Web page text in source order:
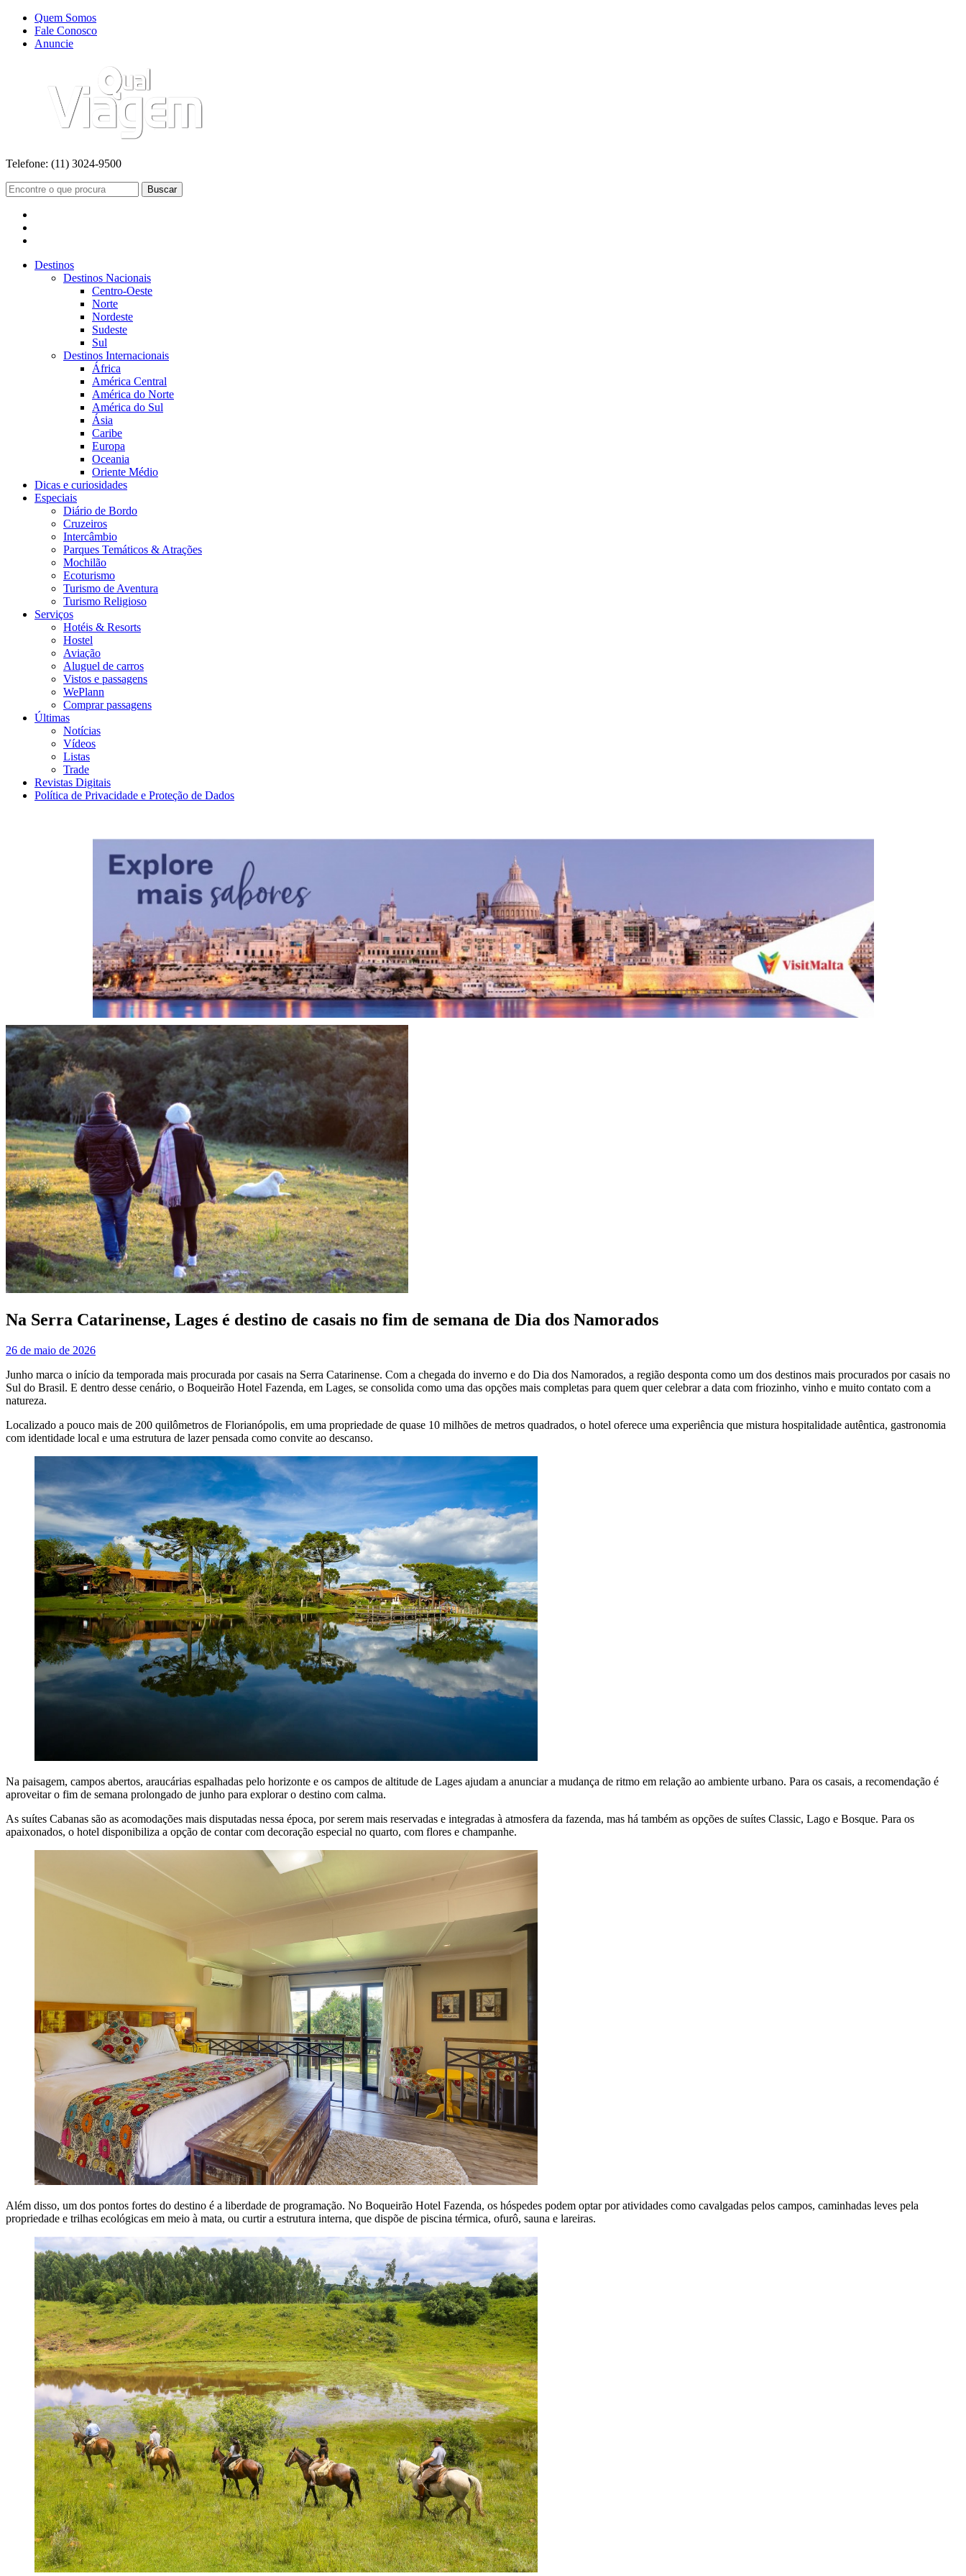
Quem Somos
Fale Conosco
Anuncie
Telefone: (11) 3024-9500
Buscar
Destinos
Destinos Nacionais
Centro-Oeste
Norte
Nordeste
Sudeste
Sul
Destinos Internacionais
África
América Central
América do Norte
América do Sul
Ásia
Caribe
Europa
Oceania
Oriente Médio
Dicas e curiosidades
Especiais
Diário de Bordo
Cruzeiros
Intercâmbio
Parques Temáticos & Atrações
Mochilão
Ecoturismo
Turismo de Aventura
Turismo Religioso
Serviços
Hotéis & Resorts
Hostel
Aviação
Aluguel de carros
Vistos e passagens
WePlann
Comprar passagens
Últimas
Notícias
Vídeos
Listas
Trade
Revistas Digitais
Política de Privacidade e Proteção de Dados
Na Serra Catarinense, Lages é destino de casais no fim de semana de Dia dos Namorados
26 de maio de 2026
Junho marca o início da temporada mais procurada por casais na Serra Catarinense. Com a chegada do inverno e do Dia dos Namorados, a região desponta como um dos destinos mais procurados por casais no
Sul do Brasil. E dentro desse cenário, o Boqueirão Hotel Fazenda, em Lages, se consolida como uma das opções mais completas para quem quer celebrar a data com friozinho, vinho e muito contato com a
natureza.
Localizado a pouco mais de 200 quilômetros de Florianópolis, em uma propriedade de quase 10 milhões de metros quadrados, o hotel oferece uma experiência que mistura hospitalidade autêntica, gastronomia
com identidade local e uma estrutura de lazer pensada como convite ao descanso.
Na paisagem, campos abertos, araucárias espalhadas pelo horizonte e os campos de altitude de Lages ajudam a anunciar a mudança de ritmo em relação ao ambiente urbano. Para os casais, a recomendação é
aproveitar o fim de semana prolongado de junho para explorar o destino com calma.
As suítes Cabanas são as acomodações mais disputadas nessa época, por serem mais reservadas e integradas à atmosfera da fazenda, mas há também as opções de suítes Classic, Lago e Bosque. Para os
apaixonados, o hotel disponibiliza a opção de contar com decoração especial no quarto, com flores e champanhe.
Além disso, um dos pontos fortes do destino é a liberdade de programação. No Boqueirão Hotel Fazenda, os hóspedes podem optar por atividades como cavalgadas pelos campos, caminhadas leves pela
propriedade e trilhas ecológicas em meio à mata, ou curtir a estrutura interna, que dispõe de piscina térmica, ofurô, sauna e lareiras.